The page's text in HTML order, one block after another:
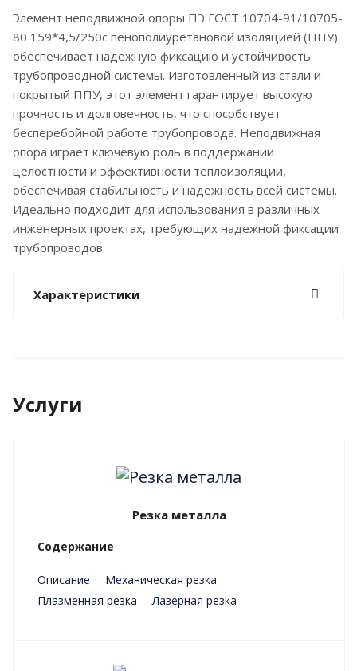
Элемент неподвижной опоры ПЭ ГОСТ 10704-91/10705-
80 159*4,5/250с пенополиуретановой изоляцией (ППУ)
обеспечивает надежную фиксацию и устойчивость
трубопроводной системы. Изготовленный из стали и
покрытый ППУ, этот элемент гарантирует высокую
прочность и долговечность, что способствует
бесперебойной работе трубопровода. Неподвижная
опора играет ключевую роль в поддержании
целостности и эффективности теплоизоляции,
обеспечивая стабильность и надежность всей системы.
Идеально подходит для использования в различных
инженерных проектах, требующих надежной фиксации
трубопроводов.
Характеристики
Услуги
Резка металла
Содержание
Описание
Механическая резка
Плазменная резка
Лазерная резка